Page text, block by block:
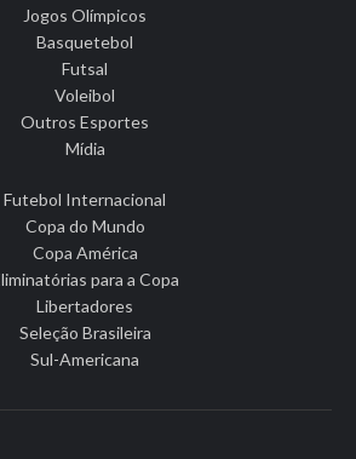
Jogos Olímpicos
Basquetebol
Futsal
Voleibol
Outros Esportes
Mídia
Futebol Internacional
Copa do Mundo
Copa América
para a Copa
Libertadores
Seleção Brasileira
Sul-Americana